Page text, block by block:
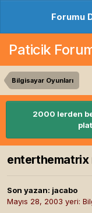
Forumu
Paticik
Bilgisayar Oyunları
2000 lerden
enterthematrix
Son yazan: jacabo
Mayıs 28, 2003 yeri: